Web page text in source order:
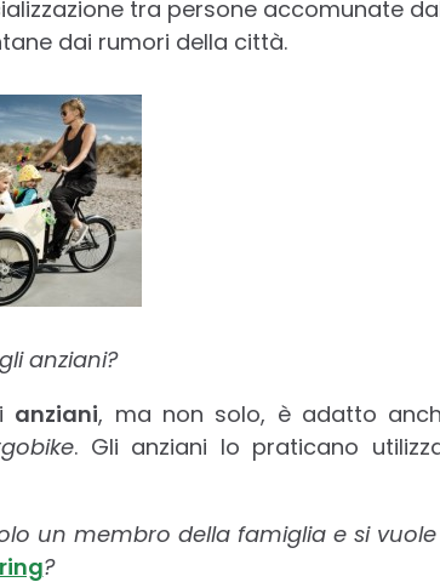
tra persone accomunate
dai rumori della città.
anziani?
anziani, ma non solo, è adatto
. Gli anziani lo praticano
un membro della famiglia e si
?